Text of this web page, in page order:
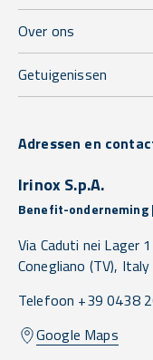
Over ons
Getuigenissen
Adressen en
Irinox S.p.A.
Benefit-onderneming
Via Caduti nei Lager
Conegliano (TV), Italy
Telefoon +39 0438
Google Maps